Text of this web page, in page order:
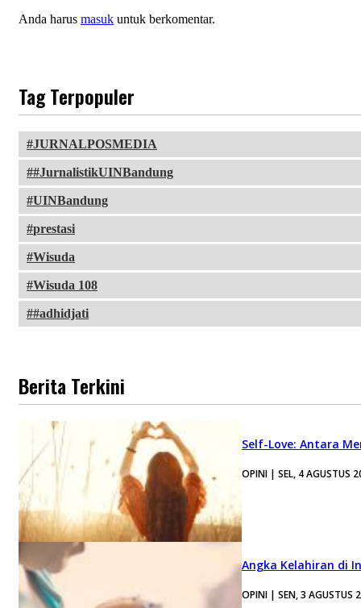
Anda harus masuk untuk berkomentar.
Tag Terpopuler
JURNALPOSMEDIA
#JurnalistikUINBandung
UINBandung
prestasi
Wisuda
Wisuda 108
#adhidjati
Berita Terkini
Self-Love: Antara
OPINI | SEL, 4 AGUSTUS
Angka Kelahiran di
OPINI | SEN, 3 AGUSTUS